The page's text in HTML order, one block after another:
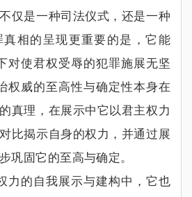
仅是一种司法仪式，还是一种
相的呈现更重要的是，它能
对使君权受辱的犯罪施展无坚
权威的至高性与确定性本身在
真理，在展示中它以君主权力
比揭示自身的权力，并通过展
巩固它的至高与确定。
力的自我展示与建构中，它也